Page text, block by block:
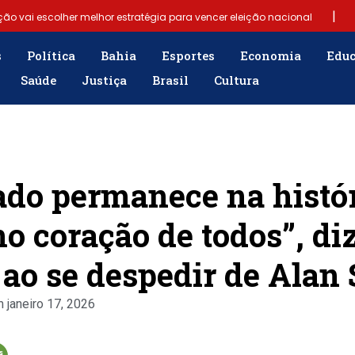
vai escolher melhor estratégia para vencer eleição nacional |
Samuel Júnior luta em prol dos profissionais de contabilidade
para população “Tomamos a decisão de caminhar com
Política Bahia Esportes Economia
Saúde
Justiça Brasil Cultura
permanece na
coração de todos”,
se despedir de Alan
janeiro 17, 2026